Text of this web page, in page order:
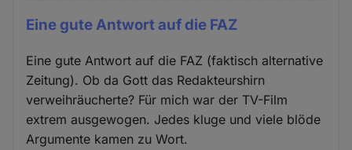
Eine gute Antwort auf die FAZ
Eine gute Antwort auf die FAZ (faktisch alternative
Zeitung). Ob da Gott das Redakteurshirn
verweihräucherte? Für mich war der TV-Film
extrem ausgewogen. Jedes kluge und viele blöde
Argumente kamen zu Wort.